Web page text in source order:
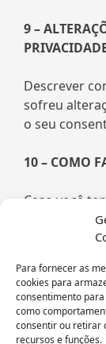
Para fornecer as
cookies para
consentimento
como
consentir ou retirar
recursos e funções.
9 –
Descrever
sofreu
o seu
10 – COMO
Caso você
Privacidade
práticas
mail:
Dados”